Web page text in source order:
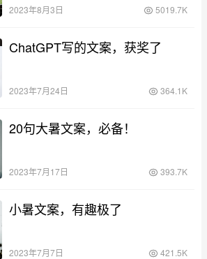
2023年8月3日 5019.7K
ChatGPT写的文案，获奖了
2023年7月24日 364.1K
20句大暑文案，必备！
2023年7月17日 393.7K
小暑文案，有趣极了
2023年7月7日 421.5K